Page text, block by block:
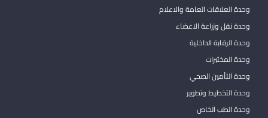
وحدة العلاقات العامة والاعلام
وحدة نقل وزراعة الاعضاء
وحدة الرقابة الداخلية
وحدة المختبرات
وحدة التأمين الصحي
وحدة التخطيط وتطوير
وحدة الطب الخاص